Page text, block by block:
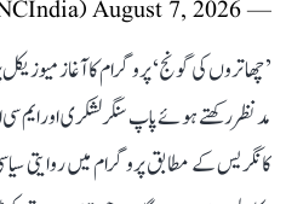
— Congress (@INCIndia)
August 7, 2026
’چھاتروں کی گونج‘ پروگرام کا آغاز
مدنظر رکھتے ہوئے پاپ سنگر لشکری اور ایم
کانگریس کے مطابق پروگرام میں روایتی